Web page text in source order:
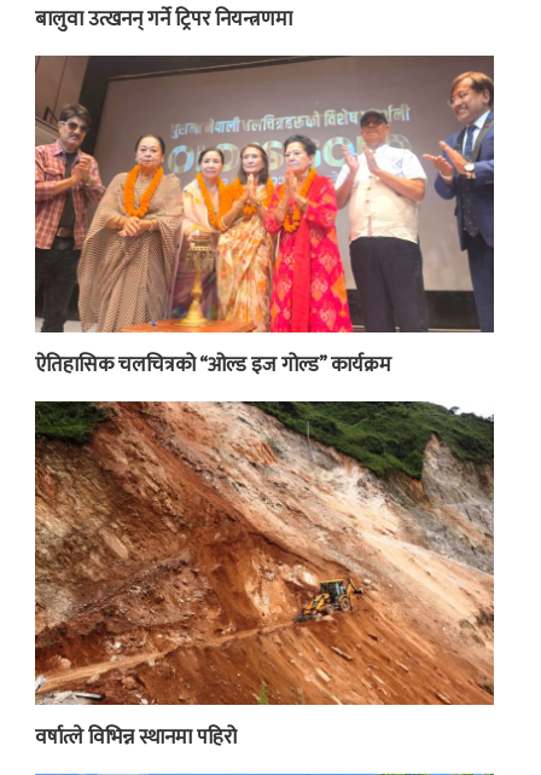
बालुवा उत्खनन् गर्ने ट्रिपर नियन्त्रणमा
ऐतिहासिक चलचित्रको “ओल्ड इज गोल्ड” कार्यक्रम
वर्षात्ले विभिन्न स्थानमा पहिरो